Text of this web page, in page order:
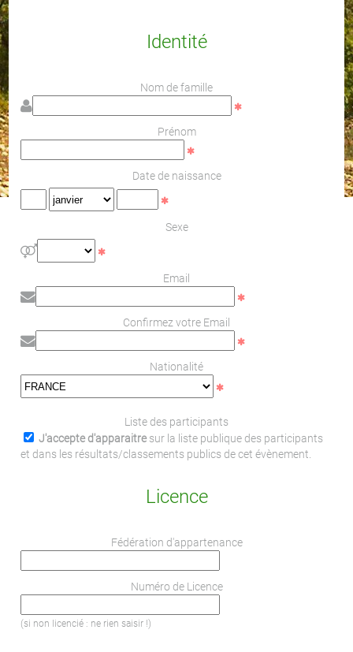
Identité
Nom de famille
Prénom
Date de naissance
Sexe
Email
Confirmez votre Email
Nationalité
Liste des participants
J'accepte d'apparaitresur la liste publique des participants
et dans les résultats/classements publics de cet évènement.
Licence
Fédération d'appartenance
Numéro de Licence
(si non licencié : ne rien saisir !)